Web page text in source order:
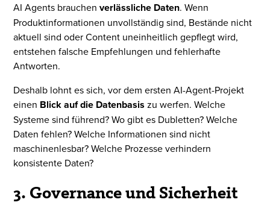
AI Agents brauchenverlässliche Daten. Wenn
Produktinformationen unvollständig sind, Bestände nicht
aktuell sind oder Content uneinheitlich gepflegt wird,
entstehen falsche Empfehlungen und fehlerhafte
Antworten.
Deshalb lohnt es sich, vor dem ersten AI-Agent-Projekt
einen Blick auf die Datenbasis zu werfen. Welche
Systeme sind führend? Wo gibt es Dubletten? Welche
Daten fehlen? Welche Informationen sind nicht
maschinenlesbar? Welche Prozesse verhindern
konsistente Daten?
3. Governance und Sicherheit